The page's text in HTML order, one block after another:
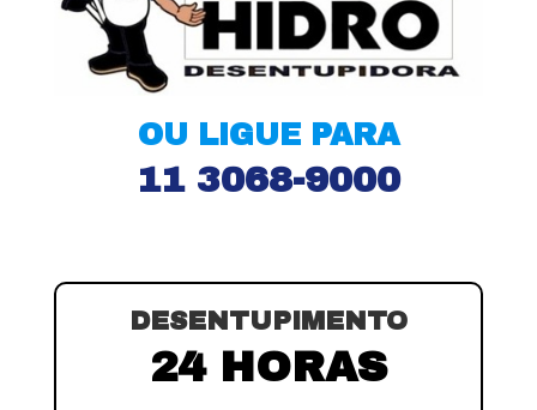
OU LIGUE PARA
11 3068-9000
DESENTUPIMENTO
24 HORAS